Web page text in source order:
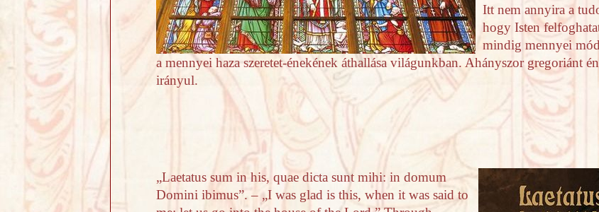
Itt nem annyira a
hogy Isten
mindig mennyei
a mennyei haza szeretet-énekének áthallása világunkban. Ahányszor
irányul.
„Laetatus sum in his, quae dicta sunt mihi: in domum
Domini ibimus”. – „I was glad is this, when it was said to